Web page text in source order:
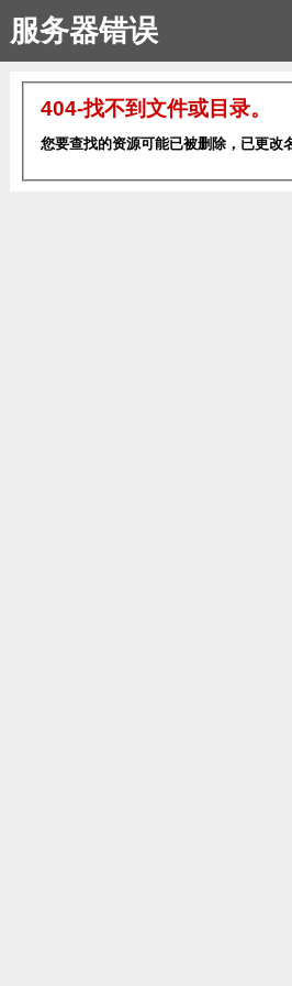
服务器错误
404-找不到文件或目录。
您要查找的资源可能已被删除，已更改